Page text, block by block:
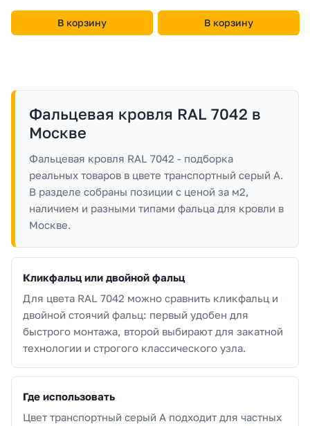
В корзину В корзину
Фальцевая кровля RAL 7042 в
Москве
Фальцевая кровля RAL 7042 - подборка
реальных товаров в цвете транспортный серый A.
В разделе собраны позиции с ценой за м2,
наличием и разными типами фальца для кровли в
Москве.
Кликфальц или двойной фальц
Для цвета RAL 7042 можно сравнить кликфальц и
двойной стоячий фальц: первый удобен для
быстрого монтажа, второй выбирают для закатной
технологии и строгого классического узла.
Где использовать
Цвет транспортный серый A подходит для частных